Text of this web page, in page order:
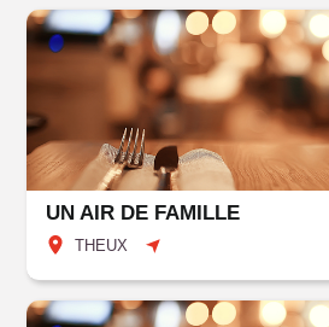
UN AIR DE FAMILLE
THEUX